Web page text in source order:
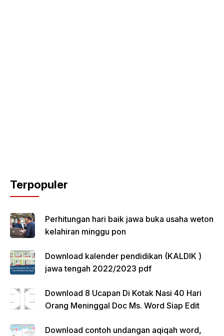
Terpopuler
Perhitungan hari baik jawa buka usaha weton
kelahiran minggu pon
Download kalender pendidikan (KALDIK )
jawa tengah 2022/2023 pdf
Download 8 Ucapan Di Kotak Nasi 40 Hari
Orang Meninggal Doc Ms. Word Siap Edit
Download contoh undangan aqiqah word,